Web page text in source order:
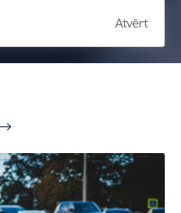
Atvērt